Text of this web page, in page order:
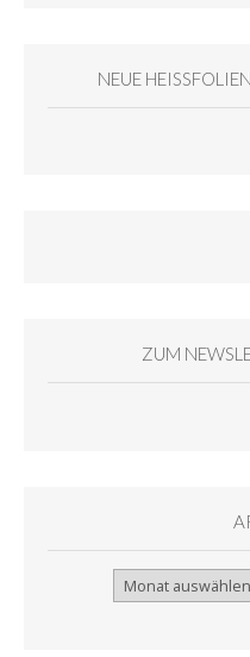
NEUE
ZUM
Archiv